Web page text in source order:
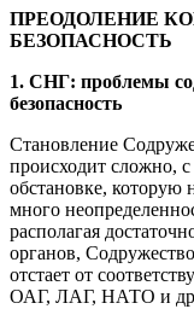
ПРЕОДОЛЕНИЕ
БЕЗОПАСНОСТЬ
1. СНГ: проблемы
безопасность
Становление
происходит сложно,
обстановке, которую
много
располагая
органов,
отстает от
ОАГ, ЛАГ, НАТО и